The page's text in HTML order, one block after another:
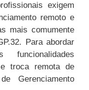
exigem
remoto e
mais comumente
Para abordar
funcionalidades
troca remota de
Gerenciamento